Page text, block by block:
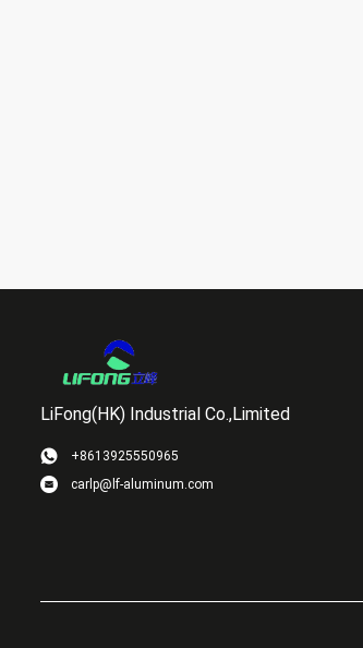
LiFong(HK) Industrial Co.,Limited
+8613925550965
carlp@lf-aluminum.com